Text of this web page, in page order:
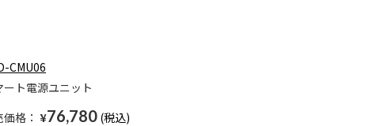
CMU06
ート電源ユニット
格： ¥76,780